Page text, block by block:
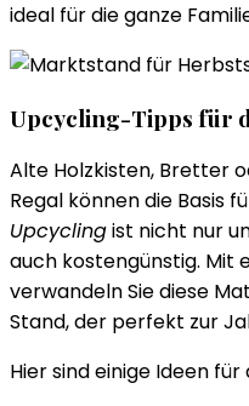
ideal für die ganze
Upcycling-Tipps für
Alte Holzkisten, Bretter
Regal können die Basis
Upcyclingist nicht nur
auch kostengünstig. Mit
verwandeln Sie diese
Stand, der perfekt zur
Hier sind einige Ideen